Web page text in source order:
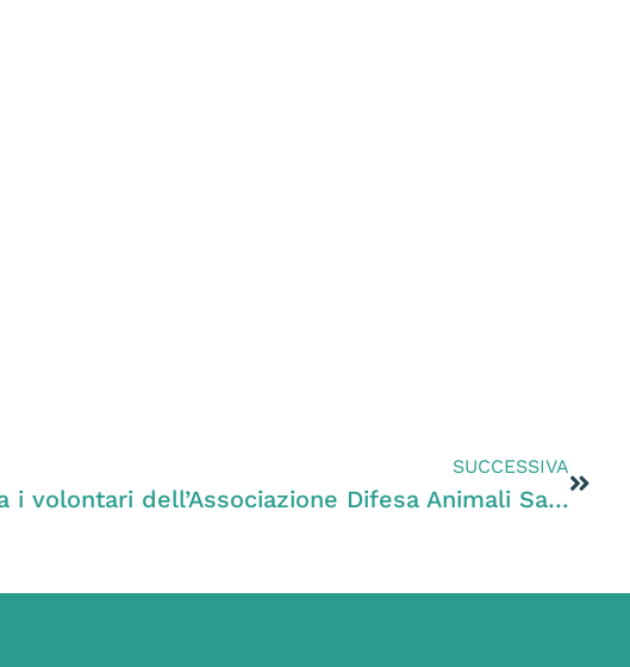
SUCCESSIVA
Zanoni incontra i volontari dell’Associazione Difesa Animali Sandonatese